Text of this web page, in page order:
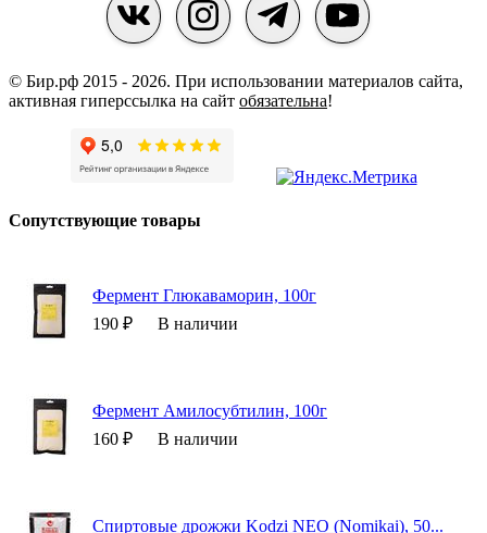
© Бир.рф 2015 - 2026. При использовании материалов сайта,
активная гиперссылка на сайт обязательна!
Сопутствующие товары
Фермент Глюкаваморин, 100г
190 ₽
В наличии
Фермент Амилосубтилин, 100г
160 ₽
В наличии
Спиртовые дрожжи Kodzi NEO (Nomikai), 50...